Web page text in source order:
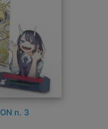
n. 3